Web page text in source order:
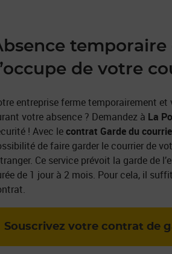
temporaire
de votre
entreprise ferme temporairement
votre absence ? Demandez à La
! Avec lecontrat Garde du
de faire garder le courrier de
Ce service prévoit la garde de
de 1 jour à 2 mois. Pour cela, il
Souscrivez votre contrat de